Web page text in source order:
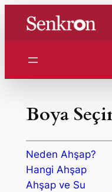
Boya
Neden Ahşap?
Hangi Ahşap
Ahşap ve Su